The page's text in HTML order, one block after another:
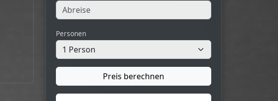
Personen
Preis berechnen